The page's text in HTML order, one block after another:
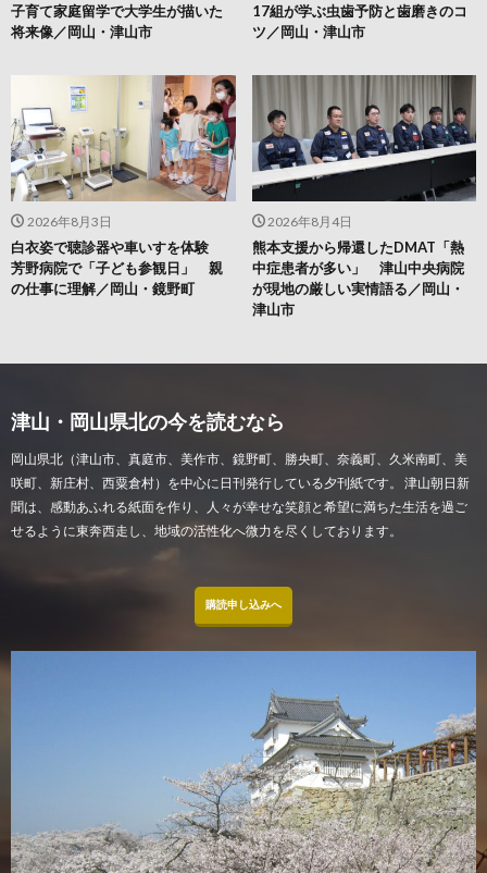
2026年8月4日
熊本支援から帰還したDMAT「熱
中症患者が多い」 津山中央病院
が現地の厳しい実情語る／岡山・
津山市
2026年8月3日
白衣姿で聴診器や車いすを体験
芳野病院で「子ども参観日」 親
の仕事に理解／岡山・鏡野町
17組が学ぶ虫歯予防と歯磨きのコ
ツ／岡山・津山市
子育て家庭留学で大学生が描いた
将来像／岡山・津山市
津山・岡山県北の今を読むなら
岡山県北（津山市、真庭市、美作市、鏡野町、勝央町、奈義町、久米南町、美
咲町、新庄村、西粟倉村）を中心に日刊発行している夕刊紙です。 津山朝日新
聞は、感動あふれる紙面を作り、人々が幸せな笑顔と希望に満ちた生活を過ご
せるように東奔西走し、地域の活性化へ微力を尽くしております。
購読申し込みへ